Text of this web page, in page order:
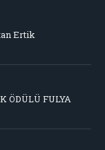
Ertik
ÖDÜLÜ FULYA